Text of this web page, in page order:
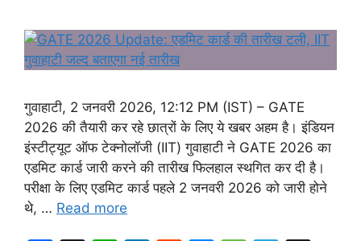
गुवाहाटी, 2 जनवरी 2026, 12:12 PM (IST) – GATE
2026 की तैयारी कर रहे छात्रों के लिए ये खबर अहम है। इंडियन
इंस्टीट्यूट ऑफ टेक्नोलॉजी (IIT) गुवाहाटी ने GATE 2026 का
एडमिट कार्ड जारी करने की तारीख फिलहाल स्थगित कर दी है।
परीक्षा के लिए एडमिट कार्ड पहले 2 जनवरी 2026 को जारी होने
थे, … Read more